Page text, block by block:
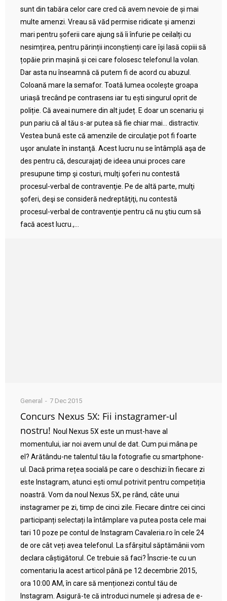
sunt din tabăra celor care cred că avem nevoie de și mai
multe amenzi. Vreau să văd permise ridicate și amenzi
mari pentru șoferii care ajung să îi înfurie pe ceilalți cu
nesimțirea, pentru părinții inconștienți care își lasă copiii să
țopăie prin mașină și cei care folosesc telefonul la volan.
Dar asta nu înseamnă că putem fi de acord cu abuzul.
Coloană mare la semafor. Toată lumea ocolește groapa
uriașă trecând pe contrasens iar tu ești singurul oprit de
poliție. Că aveai numere din alt județ. E doar un scenariu și
pun pariu că al tău s-ar putea să fie chiar mai… distractiv.
Vestea bună este că amenzile de circulaţie pot fi foarte
uşor anulate în instanţă. Acest lucru nu se întâmplă aşa de
des pentru că, descurajaţi de ideea unui proces care
presupune timp şi costuri, mulţi şoferi nu contestă
procesul-verbal de contravenţie. Pe de altă parte, mulţi
şoferi, deşi se consideră nedreptăţiţi, nu contestă
procesul-verbal de contravenţie pentru că nu ştiu cum să
facă acest lucru.,...
General 7 Dec 2015
Concurs Nexus 5X: Fii instagramer-ul
nostru! Noul Nexus 5X este un must-have al
momentului, iar noi avem unul de dat. Cum pui mâna pe
el? Arătându-ne talentul tău la fotografie cu smartphone-
ul. Dacă prima rețea socială pe care o deschizi în fiecare zi
este Instagram, atunci ești omul potrivit pentru competiția
noastră. Vom da noul Nexus 5X, pe rând, câte unui
instagramer pe zi, timp de cinci zile. Fiecare dintre cei cinci
participanți selectați la întâmplare va putea posta cele mai
tari 10 poze pe contul de Instagram Cavaleria.ro în cele 24
de ore cât veți avea telefonul. La sfârșitul săptămânii vom
declara câștigătorul. Ce trebuie să faci? Înscrie-te cu un
comentariu la acest articol până pe 12 decembrie 2015,
ora 10:00 AM, în care să menționezi contul tău de
Instagram. Asigură-te că introduci numele și adresa de e-